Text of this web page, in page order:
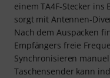
einem TA4F-Stecker ins
sorgt mit Antennen-
Nach dem Auspacken
Empfängers freie
Synchronisieren
Taschensender kann